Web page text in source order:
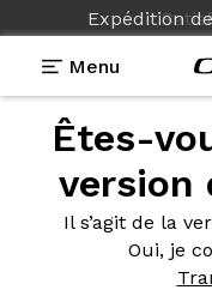
Expédition
Menu
Êtes-
version
Il s’agit de la
Oui, je
Photos> Axxome
Axxome
demand